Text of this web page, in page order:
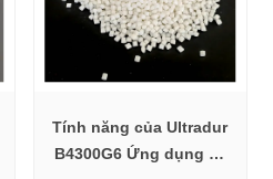
Tính năng của Ultradur
B4300G6 Ứng dụng và